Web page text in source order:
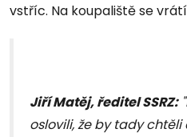
vstříc. Na koupaliště se
Jiří Matěj, ředitel SSRZ:
oslovili, že by tady